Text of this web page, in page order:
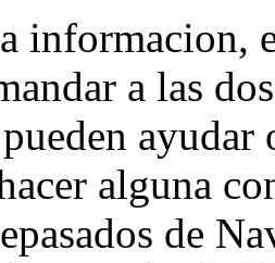
informacion,
a las
alguna
de